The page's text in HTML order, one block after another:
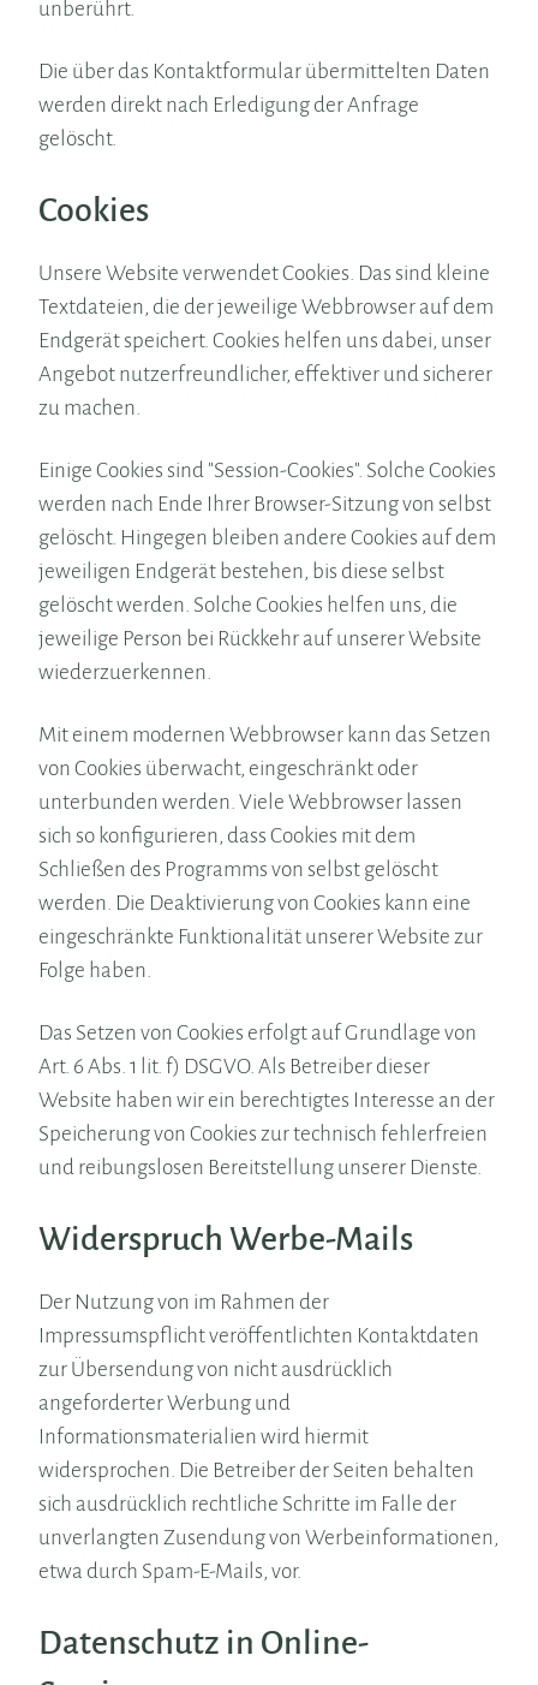
unberührt.
Die über das Kontaktformular übermittelten Daten
werden direkt nach Erledigung der Anfrage
gelöscht.
Cookies
Unsere Website verwendet Cookies. Das sind kleine
Textdateien, die der jeweilige Webbrowser auf dem
Endgerät speichert. Cookies helfen uns dabei, unser
Angebot nutzerfreundlicher, effektiver und sicherer
zu machen.
Einige Cookies sind "Session-Cookies". Solche Cookies
werden nach Ende Ihrer Browser-Sitzung von selbst
gelöscht. Hingegen bleiben andere Cookies auf dem
jeweiligen Endgerät bestehen, bis diese selbst
gelöscht werden. Solche Cookies helfen uns, die
jeweilige Person bei Rückkehr auf unserer Website
wiederzuerkennen.
Mit einem modernen Webbrowser kann das Setzen
von Cookies überwacht, eingeschränkt oder
unterbunden werden. Viele Webbrowser lassen
sich so konfigurieren, dass Cookies mit dem
Schließen des Programms von selbst gelöscht
werden. Die Deaktivierung von Cookies kann eine
eingeschränkte Funktionalität unserer Website zur
Folge haben.
Das Setzen von Cookies erfolgt auf Grundlage von
Art. 6 Abs. 1 lit. f) DSGVO. Als Betreiber dieser
Website haben wir ein berechtigtes Interesse an der
Speicherung von Cookies zur technisch fehlerfreien
und reibungslosen Bereitstellung unserer Dienste.
Widerspruch Werbe-Mails
Der Nutzung von im Rahmen der
Impressumspflicht veröffentlichten Kontaktdaten
zur Übersendung von nicht ausdrücklich
angeforderter Werbung und
Informationsmaterialien wird hiermit
widersprochen. Die Betreiber der Seiten behalten
sich ausdrücklich rechtliche Schritte im Falle der
unverlangten Zusendung von Werbeinformationen,
etwa durch Spam-E-Mails, vor.
Datenschutz in Online-